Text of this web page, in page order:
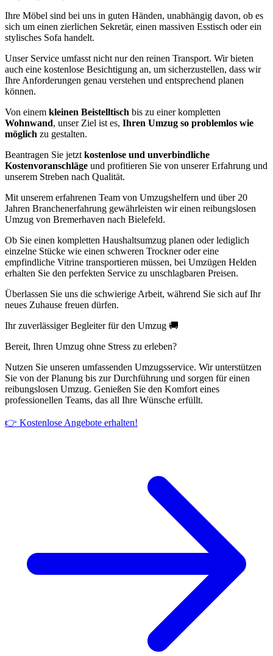
Ihre Möbel sind bei uns in guten Händen, unabhängig davon, ob es
sich um einen zierlichen Sekretär, einen massiven Esstisch oder ein
stylisches Sofa handelt.
Unser Service umfasst nicht nur den reinen Transport. Wir bieten
auch eine kostenlose Besichtigung an, um sicherzustellen, dass wir
Ihre Anforderungen genau verstehen und entsprechend planen
können.
Von einem kleinen Beistelltisch bis zu einer kompletten
Wohnwand, unser Ziel ist es, Ihren Umzug so problemlos wie
möglich zu gestalten.
Beantragen Sie jetzt kostenlose und unverbindliche
Kostenvoranschläge und profitieren Sie von unserer Erfahrung und
unserem Streben nach Qualität.
Mit unserem erfahrenen Team von Umzugshelfern und über 20
Jahren Branchenerfahrung gewährleisten wir einen reibungslosen
Umzug von Bremerhaven nach Bielefeld.
Ob Sie einen kompletten Haushaltsumzug planen oder lediglich
einzelne Stücke wie einen schweren Trockner oder eine
empfindliche Vitrine transportieren müssen, bei Umzügen Helden
erhalten Sie den perfekten Service zu unschlagbaren Preisen.
Überlassen Sie uns die schwierige Arbeit, während Sie sich auf Ihr
neues Zuhause freuen dürfen.
Ihr zuverlässiger Begleiter für den Umzug 🚚
Bereit, Ihren Umzug ohne Stress zu erleben?
Nutzen Sie unseren umfassenden Umzugsservice. Wir unterstützen
Sie von der Planung bis zur Durchführung und sorgen für einen
reibungslosen Umzug. Genießen Sie den Komfort eines
professionellen Teams, das all Ihre Wünsche erfüllt.
👉 Kostenlose Angebote erhalten!